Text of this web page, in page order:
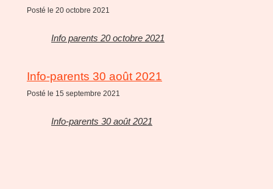
Posté le 20 octobre 2021
Info parents 20 octobre 2021
Info-parents 30 août 2021
Posté le 15 septembre 2021
Info-parents 30 août 2021